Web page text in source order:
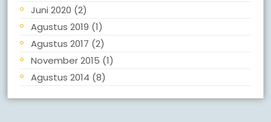
Juni 2020 (2)
Agustus 2019 (1)
Agustus 2017 (2)
November 2015 (1)
Agustus 2014 (8)